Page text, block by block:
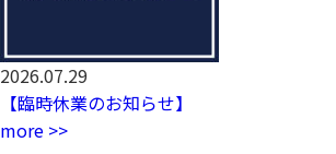
2026.07.29
【臨時休業のお知らせ】
more >>